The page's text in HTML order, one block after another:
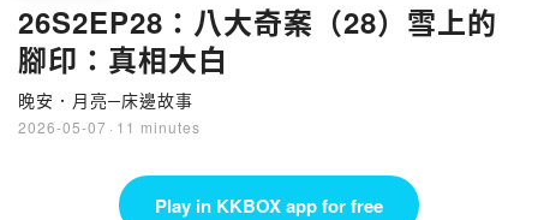
26S2EP28：八大奇案（28）雪上的
腳印：真相大白
晚安．月亮─床邊故事
2026-05-07 · 11 minutes
Play in KKBOX app for free